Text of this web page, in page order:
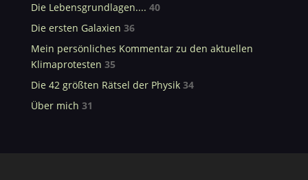
Die Lebensgrundlagen.... 40
Die ersten Galaxien 36
Mein persönliches Kommentar zu den aktuellen
Klimaprotesten 35
Die 42 größten Rätsel der Physik 34
Über mich 31